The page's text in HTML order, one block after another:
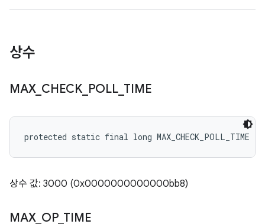
상수
MAX_ CHECK_ POLL_ TIME
protected static final long MAX_CHECK_POLL_TIME
상수 값: 3000 (0x0000000000000bb8)
MAX_ OP_ TIME